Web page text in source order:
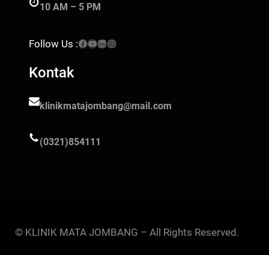
10 AM – 5 PM
Follow Us :Facebook YouTube LinkedIn Instagram
Kontak
klinikmatajombang@mail.com
(0321)854111
© KLINIK MATA JOMBANG – All Rights Reserved.